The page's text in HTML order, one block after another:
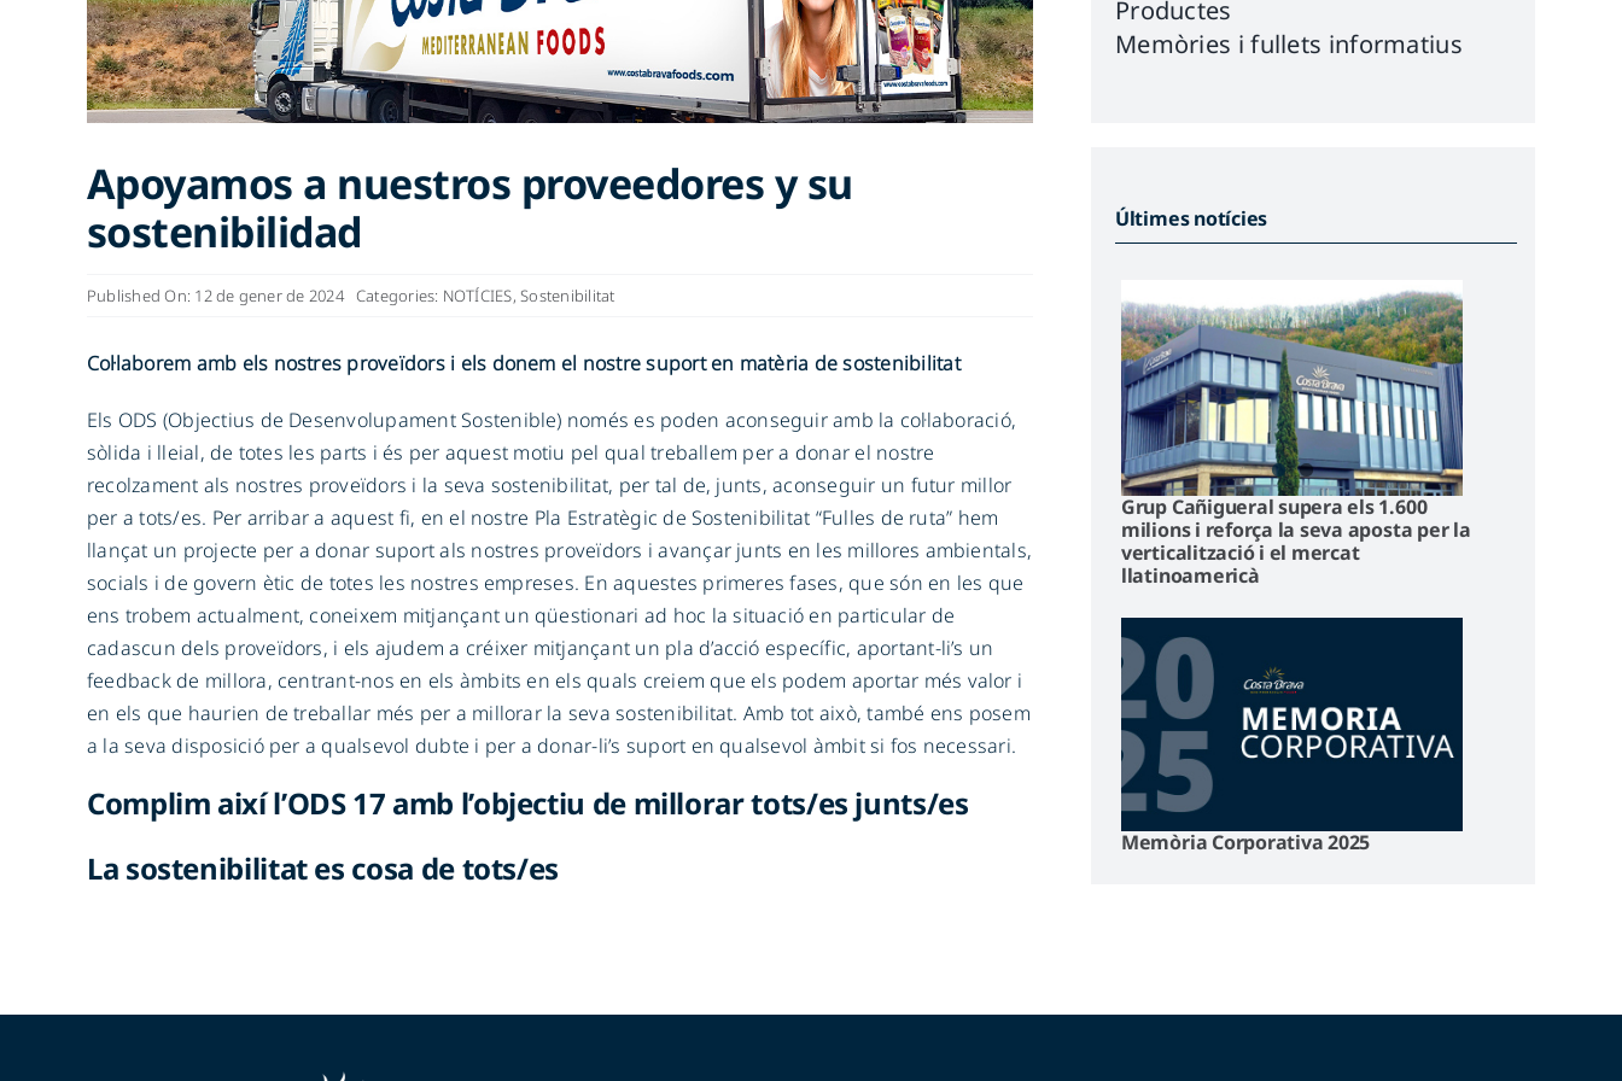
Productes
Memòries i fullets informatius
Apoyamos a nuestros proveedores y su
sostenibilidad
Published On: 12 de gener de 2024 Categories: NOTÍCIES,Sostenibilitat
Col·laborem amb els nostres proveïdors i els donem el nostre suport en matèria de sostenibilitat
Els ODS (Objectius de Desenvolupament Sostenible) només es poden aconseguir amb la col·laboració,
sòlida i lleial, de totes les parts i és per aquest motiu pel qual treballem per a donar el nostre
recolzament als nostres proveïdors i la seva sostenibilitat, per tal de, junts, aconseguir un futur millor
per a tots/es. Per arribar a aquest fi, en el nostre Pla Estratègic de Sostenibilitat “Fulles de ruta” hem
llançat un projecte per a donar suport als nostres proveïdors i avançar junts en les millores ambientals,
socials i de govern ètic de totes les nostres empreses. En aquestes primeres fases, que són en les que
ens trobem actualment, coneixem mitjançant un qüestionari ad hoc la situació en particular de
cadascun dels proveïdors, i els ajudem a créixer mitjançant un pla d’acció específic, aportant-li’s un
feedback de millora, centrant-nos en els àmbits en els quals creiem que els podem aportar més valor i
en els que haurien de treballar més per a millorar la seva sostenibilitat. Amb tot això, també ens posem
a la seva disposició per a qualsevol dubte i per a donar-li’s suport en qualsevol àmbit si fos necessari.
Complim així l’ODS 17 amb l’objectiu de millorar tots/es junts/es
La sostenibilitat es cosa de tots/es
Últimes notícies
Grup Cañigueral supera els 1.600
milions i reforça la seva aposta per la
verticalització i el mercat
llatinoamericà
Memòria Corporativa 2025